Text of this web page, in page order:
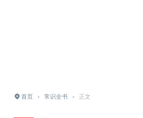
首页 › 常识全书 › 正文